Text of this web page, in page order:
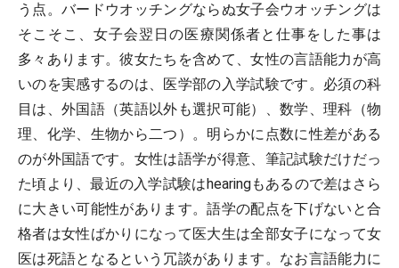
う点。バードウオッチングならぬ女子会ウオッチングは
そこそこ、女子会翌日の医療関係者と仕事をした事は
多々あります。彼女たちを含めて、女性の言語能力が高
いのを実感するのは、医学部の入学試験です。必須の科
目は、外国語（英語以外も選択可能）、数学、理科（物
理、化学、生物から二つ）。明らかに点数に性差がある
のが外国語です。女性は語学が得意、筆記試験だけだっ
た頃より、最近の入学試験はhearingもあるので差はさら
に大きい可能性があります。語学の配点を下げないと合
格者は女性ばかりになって医大生は全部女子になって女
医は死語となるという冗談があります。なお言語能力に